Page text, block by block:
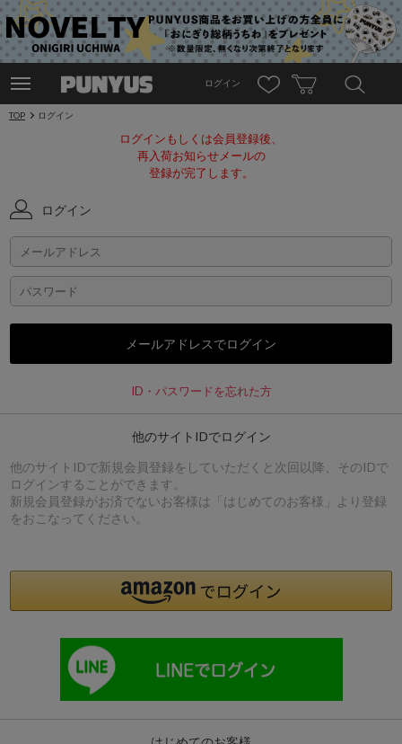
ログイン
TOP ログイン
ログインもしくは会員登録後、
再入荷お知らせメールの
登録が完了します。
ログイン
ID・パスワードを忘れた方
他のサイトIDでログイン
他のサイトIDで新規会員登録をしていただくと次回以降、そのIDで
ログインすることができます。
新規会員登録がお済でないお客様は「はじめてのお客様」より登録
をおこなってください。